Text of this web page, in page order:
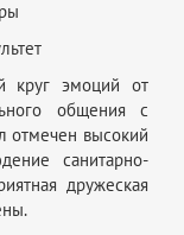
круг эмоций от
общения с
отмечен высокий
санитарно-
дружеская